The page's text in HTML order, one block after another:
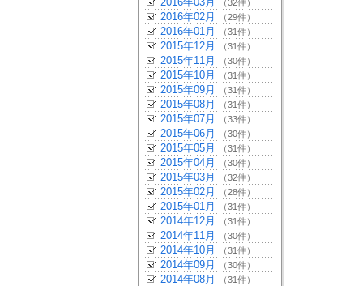
（32件）
2016年02月 （29件）
2016年01月 （31件）
2015年12月 （31件）
2015年11月 （30件）
2015年10月 （31件）
2015年09月 （31件）
2015年08月 （31件）
2015年07月 （33件）
2015年06月 （30件）
2015年05月 （31件）
2015年04月 （30件）
2015年03月 （32件）
2015年02月 （28件）
2015年01月 （31件）
2014年12月 （31件）
2014年11月 （30件）
2014年10月 （31件）
2014年09月 （30件）
2014年08月 （31件）